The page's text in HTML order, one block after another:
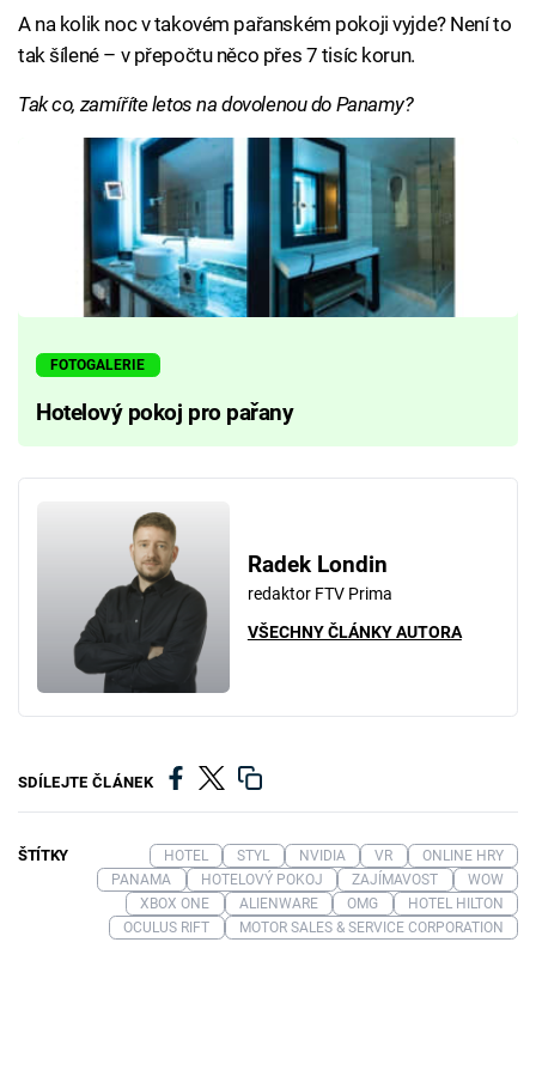
A na kolik noc v takovém pařanském pokoji vyjde? Není to
tak šílené – v přepočtu něco přes 7 tisíc korun.
Tak co, zamíříte letos na dovolenou do Panamy?
FOTOGALERIE
Hotelový pokoj pro pařany
Radek Londin
redaktor FTV Prima
VŠECHNY ČLÁNKY AUTORA
SDÍLEJTE ČLÁNEK
ŠTÍTKY HOTEL STYL NVIDIA VR
ONLINE HRY
PANAMA
HOTELOVÝ POKOJ ZAJÍMAVOST
WOW
XBOX ONE
ALIENWARE OMG
HOTEL HILTON
OCULUS RIFT
MOTOR SALES & SERVICE CORPORATION